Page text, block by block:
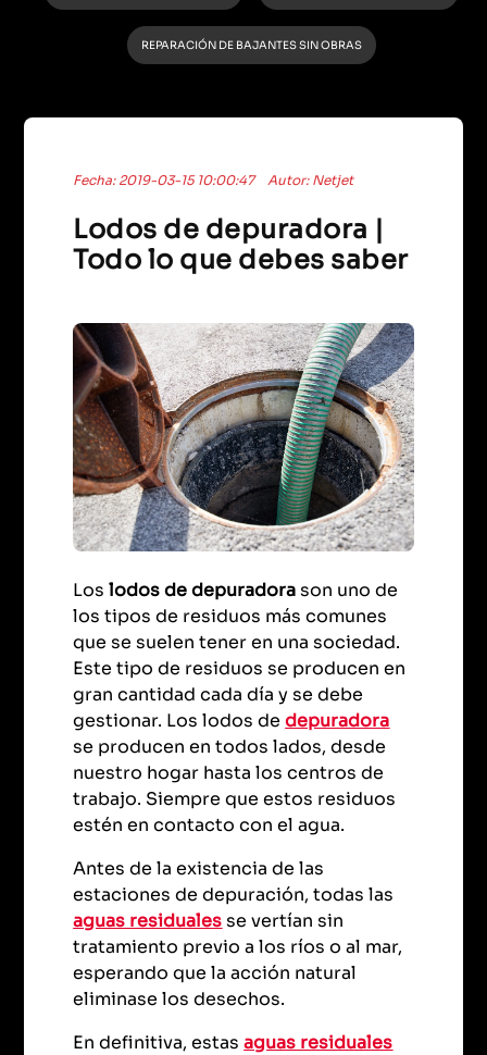
REPARACIÓN DE BAJANTES SIN OBRAS
Fecha: 2019-03-15 10:00:47 Autor: Netjet
Lodos de depuradora |
Todo lo que debes saber
Loslodos de depuradorason uno de
los tipos de residuos más comunes
que se suelen tener en una sociedad.
Este tipo de residuos se producen en
gran cantidad cada día y se debe
gestionar. Los lodos dedepuradora
se producen en todos lados, desde
nuestro hogar hasta los centros de
trabajo. Siempre que estos residuos
estén en contacto con el agua.
Antes de la existencia de las
estaciones de depuración, todas las
aguas residualesse vertían sin
tratamiento previo a los ríos o al mar,
esperando que la acción natural
eliminase los desechos.
En definitiva, estasaguas residuales